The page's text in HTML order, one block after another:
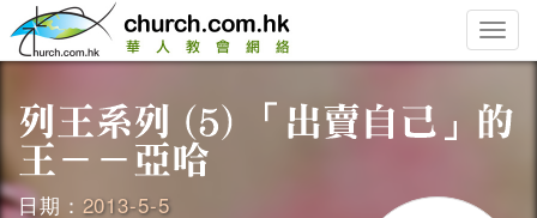
Toggle
日期： 2013-5-5